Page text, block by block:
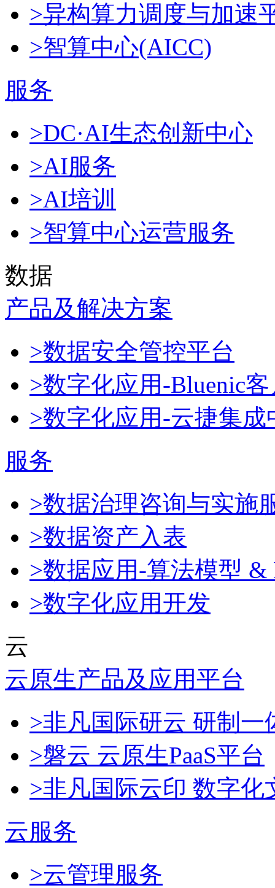
>异构算力调度与加速
>智算中心(AICC)
服务
>DC·AI生态创新中心
>AI服务
>AI培训
>智算中心运营服务
数据
产品及解决方案
>数据安全管控平台
>数字化应用-Bluenic
>数字化应用-云捷集成
服务
>数据治理咨询与实施
>数据资产入表
>数据应用-算法模型 &
>数字化应用开发
云
云原生产品及应用平台
>非凡国际研云 研制
>磐云 云原生PaaS平台
>非凡国际云印 数字化
云服务
>云管理服务